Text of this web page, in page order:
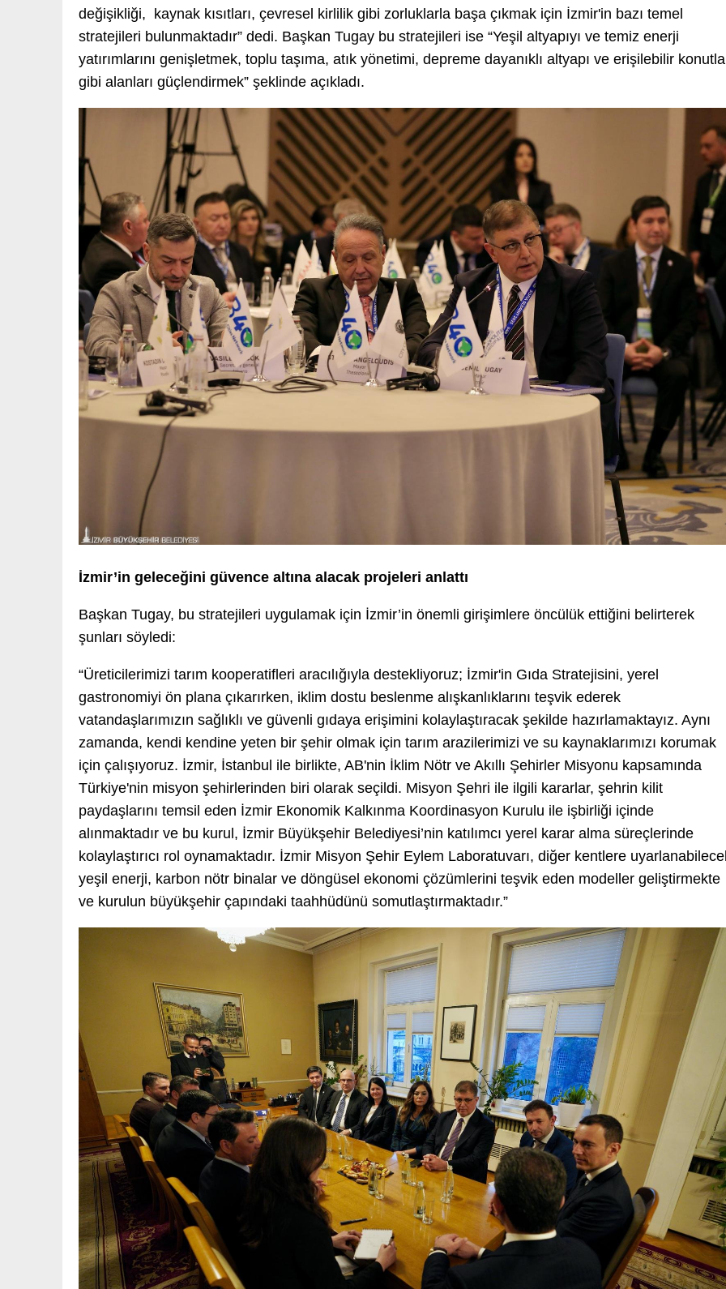
değişikliği, kaynak kısıtları, çevresel kirlilik gibi zorluklarla başa çıkmak için İzmir'in bazı temel
stratejileri bulunmaktadır” dedi. Başkan Tugay bu stratejileri ise “Yeşil altyapıyı ve temiz enerji
yatırımlarını genişletmek, toplu taşıma, atık yönetimi, depreme dayanıklı altyapı ve erişilebilir
gibi alanları güçlendirmek” şeklinde açıkladı.
İzmir’in geleceğini güvence altına alacak projeleri anlattı
Başkan Tugay, bu stratejileri uygulamak için İzmir’in önemli girişimlere öncülük ettiğini belirterek
şunları söyledi:
“Üreticilerimizi tarım kooperatifleri aracılığıyla destekliyoruz; İzmir'in Gıda Stratejisini, yerel
gastronomiyi ön plana çıkarırken, iklim dostu beslenme alışkanlıklarını teşvik ederek
vatandaşlarımızın sağlıklı ve güvenli gıdaya erişimini kolaylaştıracak şekilde hazırlamaktayız. Aynı
zamanda, kendi kendine yeten bir şehir olmak için tarım arazilerimizi ve su kaynaklarımızı korumak
için çalışıyoruz. İzmir, İstanbul ile birlikte, AB'nin İklim Nötr ve Akıllı Şehirler Misyonu kapsamında
Türkiye'nin misyon şehirlerinden biri olarak seçildi. Misyon Şehri ile ilgili kararlar, şehrin kilit
paydaşlarını temsil eden İzmir Ekonomik Kalkınma Koordinasyon Kurulu ile işbirliği içinde
alınmaktadır ve bu kurul, İzmir Büyükşehir Belediyesi’nin katılımcı yerel karar alma süreçlerinde
kolaylaştırıcı rol oynamaktadır. İzmir Misyon Şehir Eylem Laboratuvarı, diğer kentlere
yeşil enerji, karbon nötr binalar ve döngüsel ekonomi çözümlerini teşvik eden modeller geliştirmekte
ve kurulun büyükşehir çapındaki taahhüdünü somutlaştırmaktadır.”